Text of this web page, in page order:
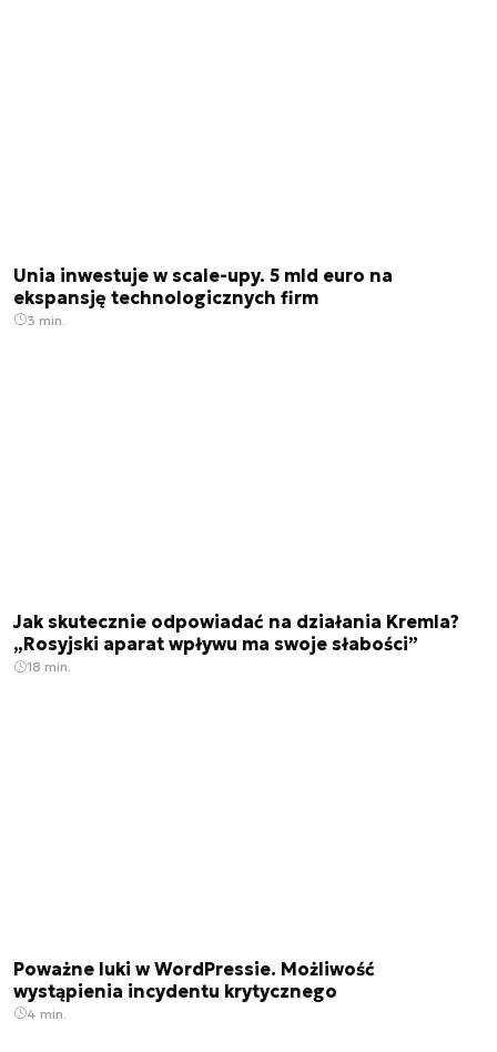
Unia inwestuje w scale-upy. 5 mld euro na
ekspansję technologicznych firm
3 min.
Jak skutecznie odpowiadać na działania Kremla?
„Rosyjski aparat wpływu ma swoje słabości”
18 min.
Poważne luki w WordPressie. Możliwość
wystąpienia incydentu krytycznego
4 min.